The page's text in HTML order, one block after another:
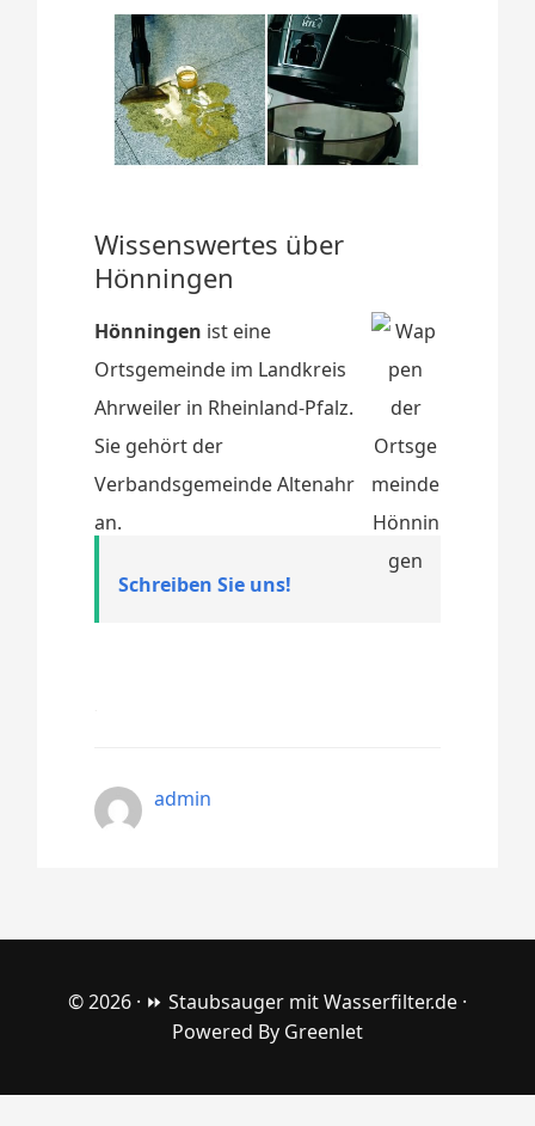
Wissenswertes über
Hönningen
Hönningen ist eine
Ortsgemeinde im Landkreis
Ahrweiler in Rheinland-Pfalz.
Sie gehört der
Verbandsgemeinde Altenahr
an.
Schreiben Sie uns!
admin
© 2026 · ⏩ Staubsauger mit Wasserfilter.de ·
Powered By Greenlet